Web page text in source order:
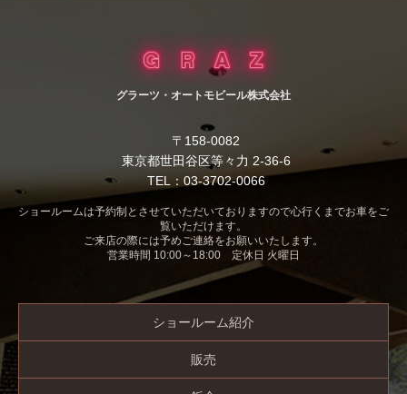
グラーツ・オートモビール株式会社
〒158-0082
東京都世田谷区等々力 2-36-6
TEL：03-3702-0066
ショールームは予約制とさせていただいておりますので心行くまでお車をご
覧いただけます。
ご来店の際には予めご連絡をお願いいたします。
営業時間 10:00～18:00 定休日 火曜日
ショールーム紹介
販売